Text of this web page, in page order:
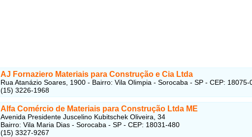
AJ Fornaziero Materiais para Construção e Cia Ltda
Rua Atanázio Soares, 1900 - Bairro: Vila Olimpia - Sorocaba - SP - CEP: 18075-
(15) 3226-1968
Alfa Comércio de Materiais para Construção Ltda ME
Avenida Presidente Juscelino Kubitschek Oliveira, 34
Bairro: Vila Maria Dias - Sorocaba - SP - CEP: 18031-480
(15) 3327-9267